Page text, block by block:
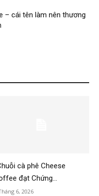
– cái tên làm nên thương
cà phê Cheese
đạt Chứng...
6, 2026